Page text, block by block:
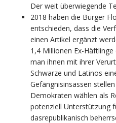
Der weit überwiegende
2018 haben die Bürger
entschieden, dass die
einen Artikel ergänzt
1,4 Millionen Ex-
man ihnen mit ihrer
Schwarze und Latinos
Gefängnisinsassen
Demokraten wählen als
potenziell Unterstützung
dasrepublikanisch